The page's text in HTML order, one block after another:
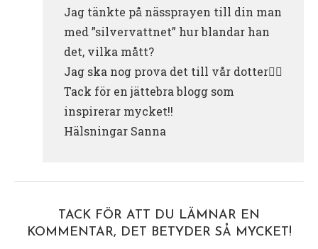
Jag tänkte på nässprayen till din man
med ”silvervattnet” hur blandar han
det, vilka mått?
Jag ska nog prova det till vår dotter👍🏼
Tack för en jättebra blogg som
inspirerar mycket!!
Hälsningar Sanna
TACK FÖR ATT DU LÄMNAR EN
KOMMENTAR, DET BETYDER SÅ MYCKET!